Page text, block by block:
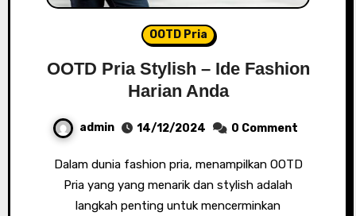
OOTD Pria
OOTD Pria Stylish – Ide Fashion
Harian Anda
admin 14/12/2024 0 Comment
Dalam dunia fashion pria, menampilkan OOTD
Pria yang yang menarik dan stylish adalah
langkah penting untuk mencerminkan